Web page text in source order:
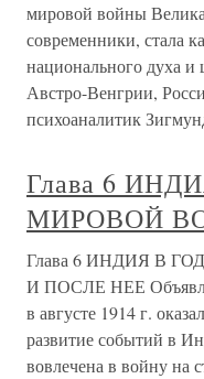
мировой войны
современники, стала
национального духа
Австро-Венгрии,
психоаналитик
Глава 6
МИРОВОЙ
Глава 6 ИНДИЯ В
И ПОСЛЕ НЕЕ
в августе 1914 г.
развитие событий в
вовлечена в войну на